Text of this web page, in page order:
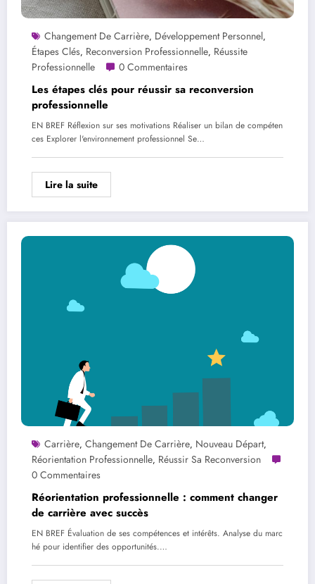
Changement De Carrière, Développement Personnel,
Étapes Clés, Reconversion Professionnelle, Réussite
Professionnelle
0 Commentaires
Les étapes clés pour réussir sa reconversion
professionnelle
EN BREF Réflexion sur ses motivations Réaliser un bilan de compéten
ces Explorer l'environnement professionnel Se…
Lire la suite
Carrière, Changement De Carrière, Nouveau Départ,
Réorientation Professionnelle, Réussir Sa Reconversion
0 Commentaires
Réorientation professionnelle : comment changer
de carrière avec succès
EN BREF Évaluation de ses compétences et intérêts. Analyse du marc
hé pour identifier des opportunités.…